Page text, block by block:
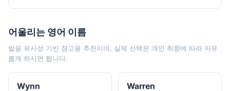
어울리는 영어 이름
발음 유사성 기반 참고용 추천이며, 실제 선택은 개인 취향에 따라 자유
롭게 하시면 됩니다.
Wynn Warren